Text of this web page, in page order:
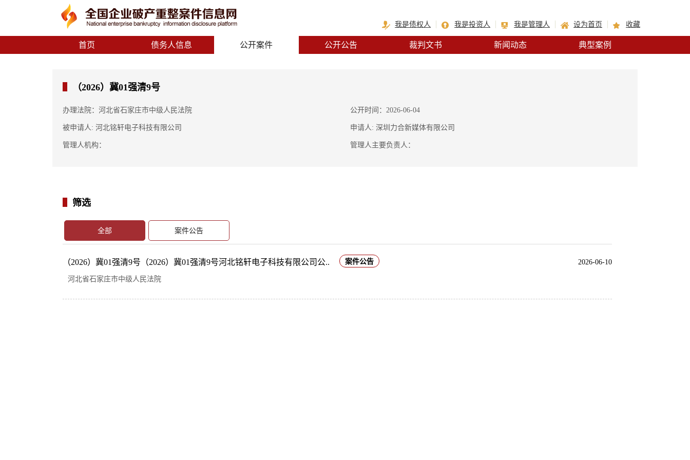
我是债权人 我是投资人 我是管理人 设为首页 收藏
首页 债务人信息 公开案件 公开公告 裁判文书 新闻动态 典型案例
（2026）冀01强清9号
办理法院：河北省石家庄市中级人民法院 公开时间：2026-06-04
被申请人: 河北铭轩电子科技有限公司 申请人: 深圳力合新媒体有限公司
管理人机构： 管理人主要负责人：
筛选
全部 案件公告
（2026）冀01强清9号（2026）冀01强清9号河北铭轩电子科技有限公司公.. 案件公告 2026-06-10
河北省石家庄市中级人民法院